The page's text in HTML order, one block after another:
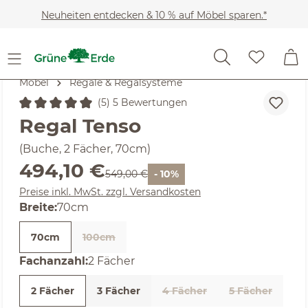
Zum Hauptinhalt springen
Neuheiten entdecken & 10 % auf Möbel sparen.*
Möbel Regale & Regalsysteme
Durchschnittliche Bewertung von 5 von 5 Sternen
(5) 5 Bewertungen
Regal Tenso
(Buche, 2 Fächer, 70cm)
Verkaufspreis:
494,10 €Regulärer Preis:
549,00 € - 10%
Preise inkl. MwSt. zzgl. Versandkosten
Breiteauswählen
:70cm
70cm 100cm
Fachanzahlauswählen
:2 Fächer
2 Fächer 3 Fächer 4 Fächer 5 Fächer